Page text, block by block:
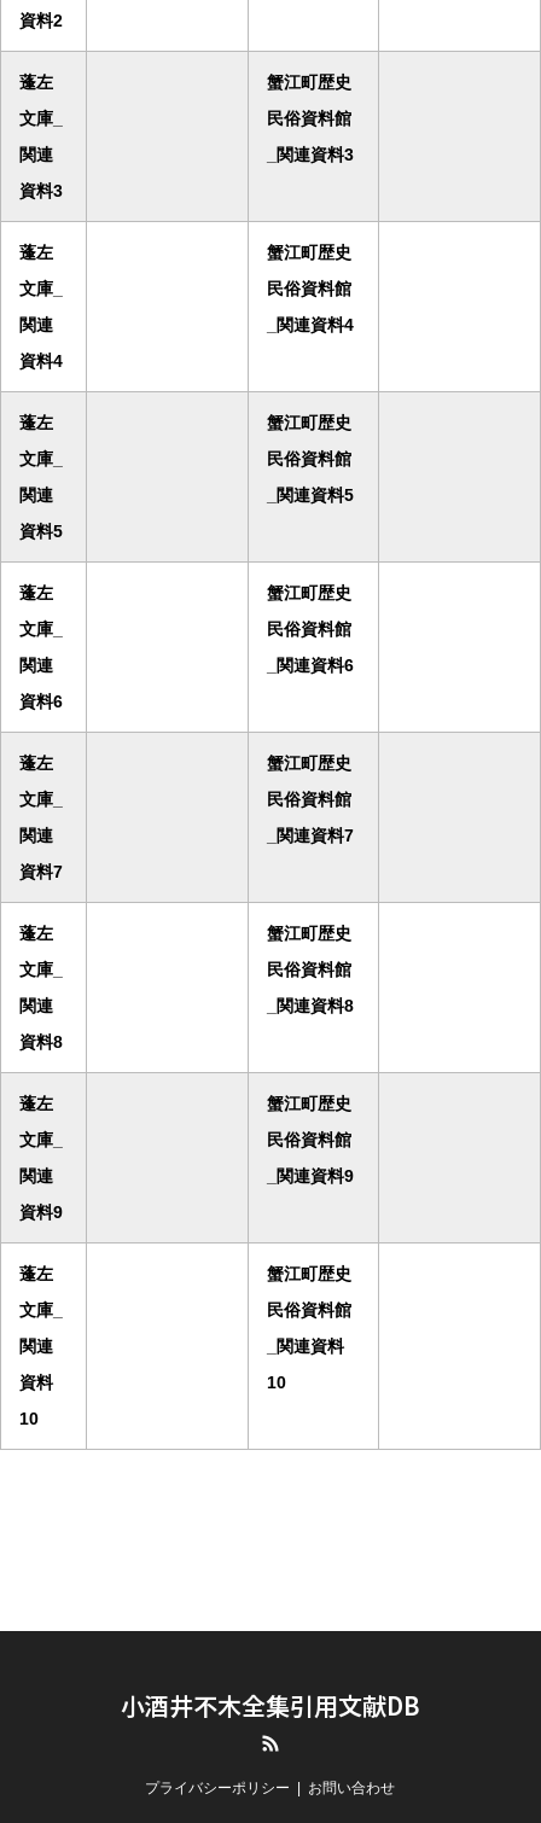
資料2
蓬左
文庫_
関連
資料3
蟹江町歴史
民俗資料館
_関連資料3
蓬左
文庫_
関連
資料4
蟹江町歴史
民俗資料館
_関連資料4
蓬左
文庫_
関連
資料5
蟹江町歴史
民俗資料館
_関連資料5
蓬左
文庫_
関連
資料6
蟹江町歴史
民俗資料館
_関連資料6
蓬左
文庫_
関連
資料7
蟹江町歴史
民俗資料館
_関連資料7
蓬左
文庫_
関連
資料8
蟹江町歴史
民俗資料館
_関連資料8
蓬左
文庫_
関連
資料9
蟹江町歴史
民俗資料館
_関連資料9
蓬左
文庫_
関連
資料
10
蟹江町歴史
民俗資料館
_関連資料
10
小酒井不木全集引用文献DB
プライバシーポリシー お問い合わせ